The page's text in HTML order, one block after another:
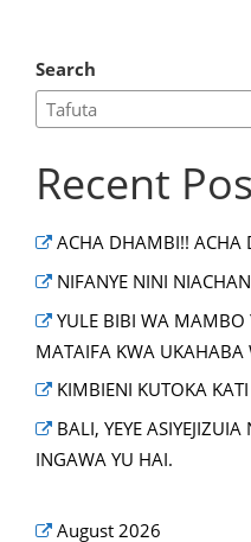
Search
Recent
ACHA DHAMBI!! ACHA
NIFANYE NINI
YULE BIBI WA MAMBO
MATAIFA KWA UKAHABA
KIMBIENI KUTOKA
BALI, YEYE
INGAWA YU HAI.
August 2026